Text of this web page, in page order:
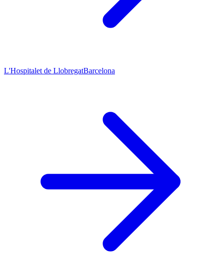
L'Hospitalet de LlobregatBarcelona